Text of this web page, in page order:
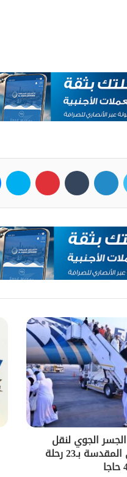
تويتر لينكدإن بينتيريست
الجوي لنقل
الحجاج إلى الأراضي المقدسة بـ23 رحلة